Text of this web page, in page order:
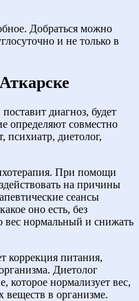
Добраться можно
и не только в
диагноз, будет
определяют совместно
психиатр, диетолог,
При помощи
на причины
сеансы
оно есть, без
вес нормальный и снижать
коррекция питания,
Диетолог
которое нормализует вес,
веществ в организме.